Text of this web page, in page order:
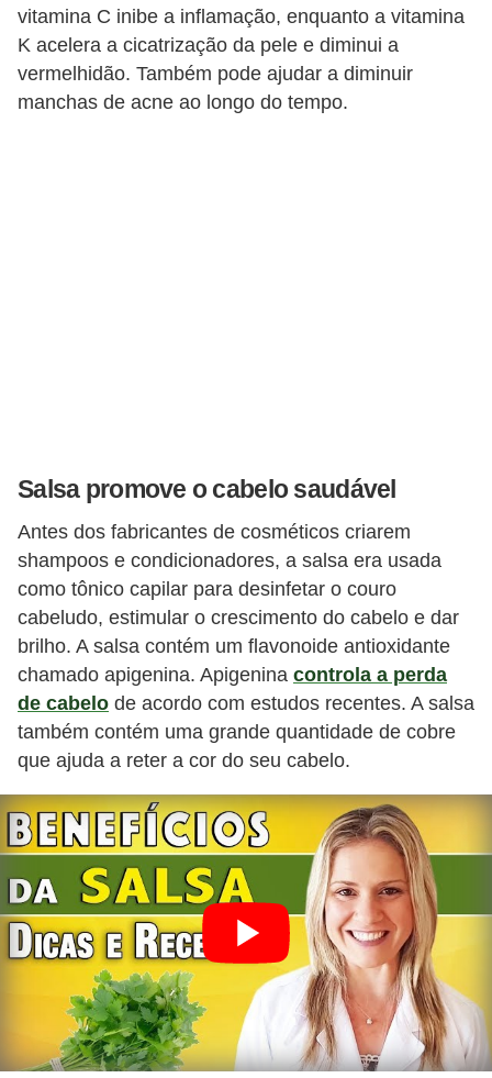
vitamina C inibe a inflamação, enquanto a vitamina
K acelera a cicatrização da pele e diminui a
vermelhidão. Também pode ajudar a diminuir
manchas de acne ao longo do tempo.
Salsa promove o cabelo saudável
Antes dos fabricantes de cosméticos criarem
shampoos e condicionadores, a salsa era usada
como tônico capilar para desinfetar o couro
cabeludo, estimular o crescimento do cabelo e dar
brilho. A salsa contém um flavonoide antioxidante
chamado apigenina. Apigenina controla a perda
de cabelo de acordo com estudos recentes. A salsa
também contém uma grande quantidade de cobre
que ajuda a reter a cor do seu cabelo.